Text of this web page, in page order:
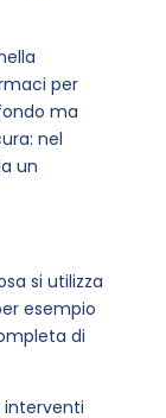
per
ma
nel
un
si utilizza
esempio
di
interventi